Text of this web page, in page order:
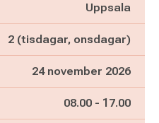
Uppsala
2 (tisdagar, onsdagar)
24 november 2026
Pågår mellan
08.00 - och
17.00